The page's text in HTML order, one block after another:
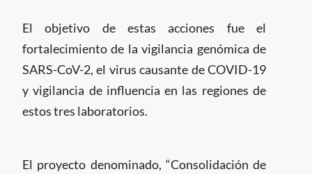
El objetivo de estas acciones fue el
fortalecimiento de la vigilancia genómica de
SARS-CoV-2, el virus causante de COVID-19
y vigilancia de influencia en las regiones de
estos tres laboratorios.
El proyecto denominado, “Consolidación de